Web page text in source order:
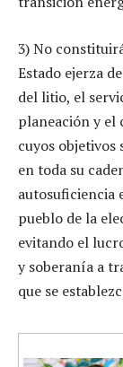
3) No
Estado ejerza
del litio, el
planeación y el
cuyos objetivos
en toda su
autosuficiencia
pueblo de la
evitando el
y soberanía a
que se